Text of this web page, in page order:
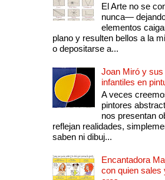
El Arte no se
nunca—
elementos
plano y resulten bellos a la
o depositarse a...
Joan Miró y sus
infantiles en
A veces
pintores
nos presentan
reflejan realidades,
saben ni dibuj...
Encantadora
con quien sales